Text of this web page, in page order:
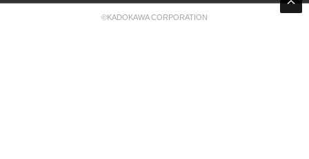
©KADOKAWA CORPORATION